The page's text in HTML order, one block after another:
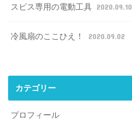
スビス専用の電動工具 2020.09.10
冷風扇のここひえ！ 2020.09.02
カテゴリー
プロフィール